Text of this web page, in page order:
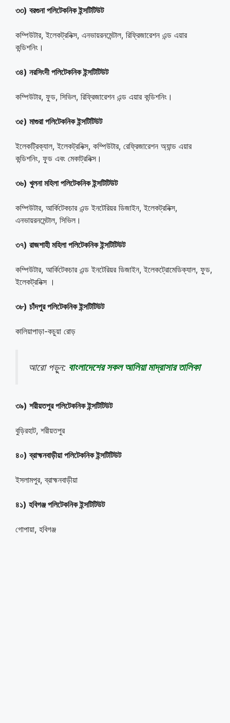
৩৩) বরগুনা পলিটেকনিক ইন্সটিটিউট
কম্পিউটার, ইলেকট্রনিক্স, এনভায়রনমেন্টাল, রিফ্রিজারেশন এন্ড এয়ার
কন্ডিশনিং।
৩৪) নরসিংদী পলিটেকনিক ইন্সটিটিউট
কম্পিউটার, ফুড, সিভিল, রিফ্রিজারেশন এন্ড এয়ার কন্ডিশনিং।
৩৫) মাগুরা পলিটেকনিক ইন্সটিটিউট
ইলেকট্রিক্যাল, ইলেকট্রনিক্স, কম্পিউটার, রেফ্রিজারেশন অ্যান্ড এয়ার
কন্ডিশনিং, ফুড এবং মেকাট্রনিক্স।
৩৬) খুলনা মহিলা পলিটেকনিক ইন্সটিটিউট
কম্পিউটার, আর্কিটেকচার এন্ড ইনটেরিয়র ডিজাইন, ইলেকট্রনিক্স,
এনভায়রনমেন্টাল, সিভিল।
৩৭) রাজশাহী মহিলা পলিটেকনিক ইন্সটিটিউট
কম্পিউটার, আর্কিটেকচার এন্ড ইনটেরিয়র ডিজাইন, ইলেকট্রোমেডিক্যাল, ফুড,
ইলেকট্রনিক্স ।
৩৮) চাঁদপুর পলিটেকনিক ইন্সটিটিউট
কালিয়াপাড়া-কচুয়া রোড়
আরো পড়ুন: বাংলাদেশের সকল আলিয়া মাদ্রাসার তালিকা
৩৯) শরীয়তপুর পলিটেকনিক ইন্সটিটিউট
বুড়িরহাট, শরীয়তপুর
৪০) ব্রাহ্মনবাড়ীয়া পলিটেকনিক ইন্সটিটিউট
ইসলামপুর, ব্রাহ্মনবাড়ীয়া
৪১) হবিগঞ্জ পলিটেকনিক ইন্সটিটিউট
গোপায়া, হবিগঞ্জ